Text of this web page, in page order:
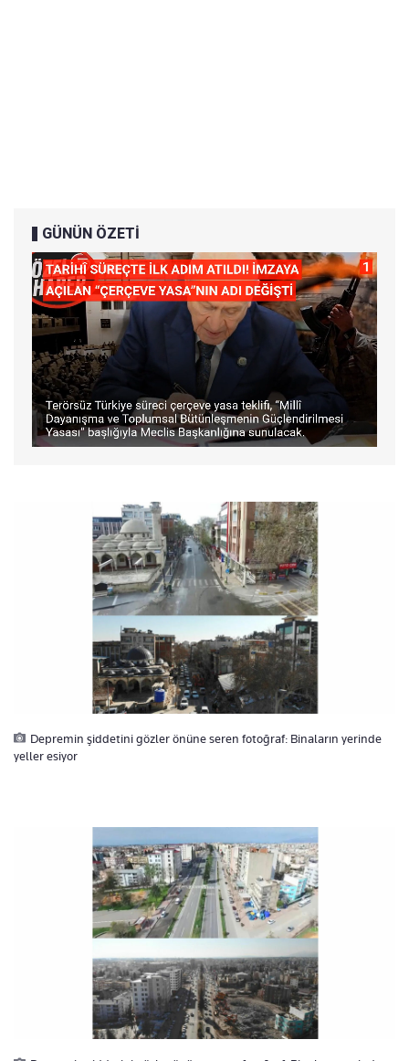
GÜNÜN ÖZETİ
Depremin şiddetini gözler önüne seren fotoğraf: Binaların yerinde
yeller esiyor